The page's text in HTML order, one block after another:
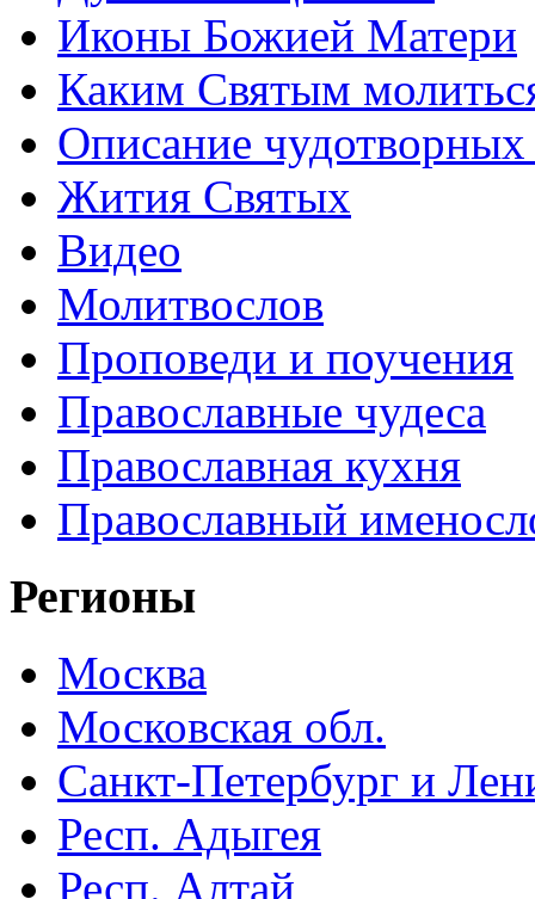
Иконы Божией Матери
Каким Святым
Описание
Жития Святых
Видео
Молитвослов
Проповеди и поучения
Православные чудеса
Православная кухня
Православный
Регионы
Москва
Московская обл.
Санкт-Петербург и
Респ. Адыгея
Респ. Алтай